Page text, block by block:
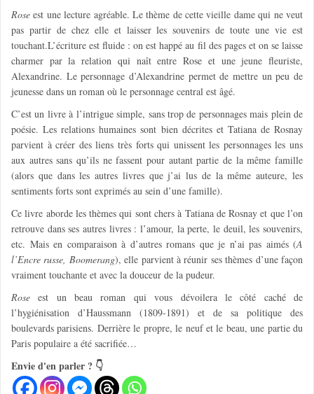
Roseest une lecture agréable. Le thème de cette vieille dame qui ne veut
pas partir de chez elle et laisser les souvenirs de toute une vie est
touchant.L’écriture est fluide : on est happé au fil des pages et on se laisse
charmer par la relation qui naît entre Rose et une jeune fleuriste,
Alexandrine. Le personnage d’Alexandrine permet de mettre un peu de
jeunesse dans un roman où le personnage central est âgé.
C’est un livre à l’intrigue simple, sans trop de personnages mais plein de
poésie. Les relations humaines sont bien décrites et Tatiana de Rosnay
parvient à créer des liens très forts qui unissent les personnages les uns
aux autres sans qu’ils ne fassent pour autant partie de la même famille
(alors que dans les autres livres que j’ai lus de la même auteure, les
sentiments forts sont exprimés au sein d’une famille).
Ce livre aborde les thèmes qui sont chers à Tatiana de Rosnay et que l’on
retrouve dans ses autres livres : l’amour, la perte, le deuil, les souvenirs,
etc. Mais en comparaison à d’autres romans que je n’ai pas aimés (A
l’Encre russe, Boomerang), elle parvient à réunir ses thèmes d’une façon
vraiment touchante et avec la douceur de la pudeur.
Roseest un beau roman qui vous dévoilera le côté caché de
l’hygiénisation d’Haussmann (1809-1891) et de sa politique des
boulevards parisiens. Derrière le propre, le neuf et le beau, une partie du
Paris populaire a été sacrifiée…
Envie d'en parler ? 👇